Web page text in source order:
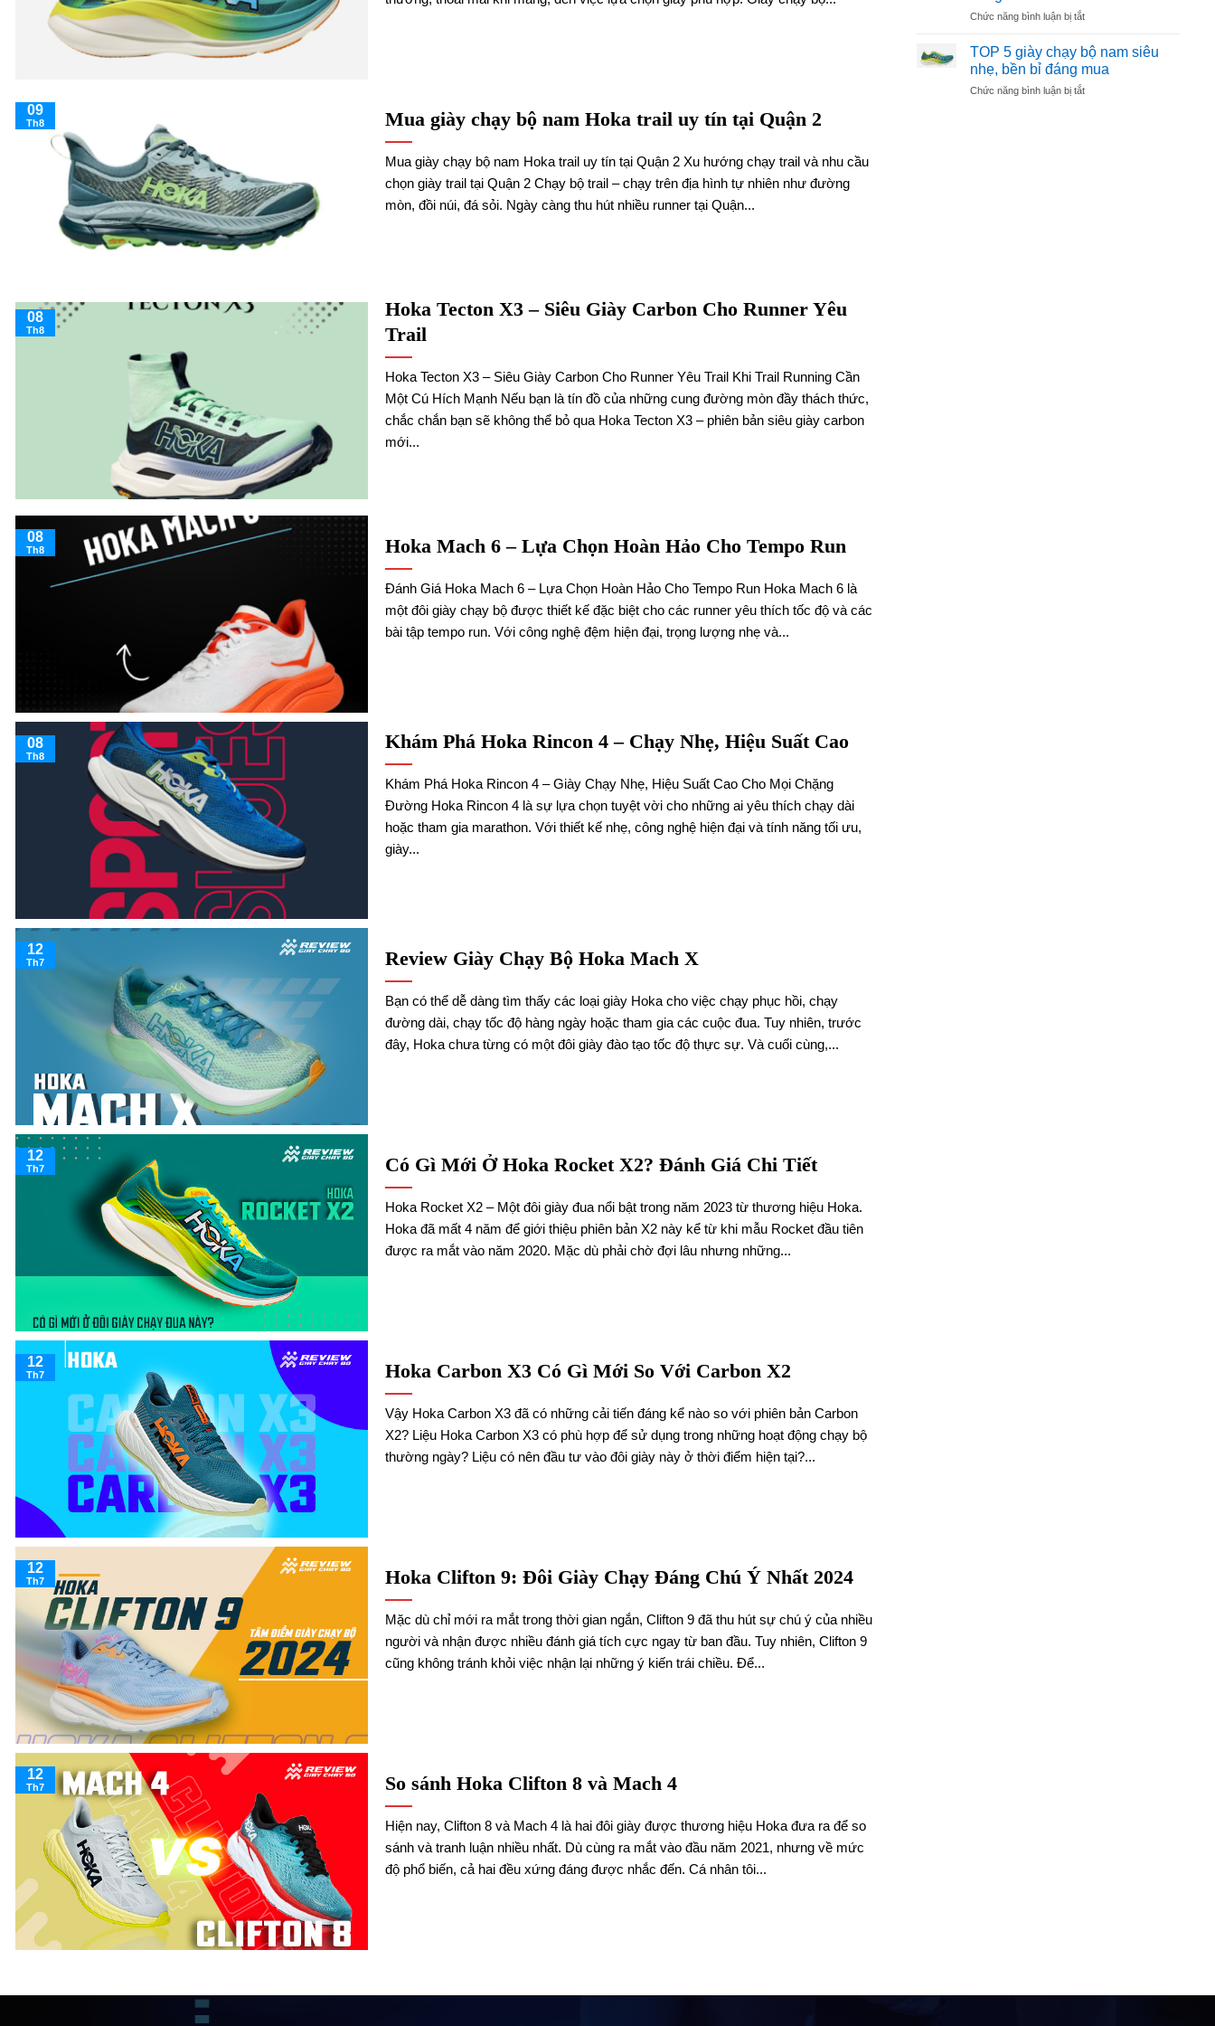
Mua giày chạy bộ nam Hoka trail uy tín tại Quận 2
Mua giày chạy bộ nam Hoka trail uy tín tại Quận 2 Xu hướng chạy trail và nhu cầu
chọn giày trail tại Quận 2 Chạy bộ trail – chạy trên địa hình tự nhiên như đường
mòn, đồi núi, đá sỏi. Ngày càng thu hút nhiều runner tại Quận...
09
Th8
Hoka Tecton X3 – Siêu Giày Carbon Cho Runner Yêu
Trail
Hoka Tecton X3 – Siêu Giày Carbon Cho Runner Yêu Trail Khi Trail Running Cần
Một Cú Hích Mạnh Nếu bạn là tín đồ của những cung đường mòn đầy thách thức,
chắc chắn bạn sẽ không thể bỏ qua Hoka Tecton X3 – phiên bản siêu giày carbon
mới...
08
Th8
Hoka Mach 6 – Lựa Chọn Hoàn Hảo Cho Tempo Run
Đánh Giá Hoka Mach 6 – Lựa Chọn Hoàn Hảo Cho Tempo Run Hoka Mach 6 là
một đôi giày chạy bộ được thiết kế đặc biệt cho các runner yêu thích tốc độ và các
bài tập tempo run. Với công nghệ đệm hiện đại, trọng lượng nhẹ và...
08
Th8
Khám Phá Hoka Rincon 4 – Chạy Nhẹ, Hiệu Suất Cao
Khám Phá Hoka Rincon 4 – Giày Chạy Nhẹ, Hiệu Suất Cao Cho Mọi Chặng
Đường Hoka Rincon 4 là sự lựa chọn tuyệt vời cho những ai yêu thích chạy dài
hoặc tham gia marathon. Với thiết kế nhẹ, công nghệ hiện đại và tính năng tối ưu,
giày...
08
Th8
Review Giày Chạy Bộ Hoka Mach X
Bạn có thể dễ dàng tìm thấy các loại giày Hoka cho việc chạy phục hồi, chạy
đường dài, chạy tốc độ hàng ngày hoặc tham gia các cuộc đua. Tuy nhiên, trước
đây, Hoka chưa từng có một đôi giày đào tạo tốc độ thực sự. Và cuối cùng,...
12
Th7
Có Gì Mới Ở Hoka Rocket X2? Đánh Giá Chi Tiết
Hoka Rocket X2 – Một đôi giày đua nổi bật trong năm 2023 từ thương hiệu Hoka.
Hoka đã mất 4 năm để giới thiệu phiên bản X2 này kể từ khi mẫu Rocket đầu tiên
được ra mắt vào năm 2020. Mặc dù phải chờ đợi lâu nhưng những...
12
Th7
Hoka Carbon X3 Có Gì Mới So Với Carbon X2
Vậy Hoka Carbon X3 đã có những cải tiến đáng kể nào so với phiên bản Carbon
X2? Liệu Hoka Carbon X3 có phù hợp để sử dụng trong những hoạt động chạy bộ
thường ngày? Liệu có nên đầu tư vào đôi giày này ở thời điểm hiện tại?...
12
Th7
Hoka Clifton 9: Đôi Giày Chạy Đáng Chú Ý Nhất 2024
Mặc dù chỉ mới ra mắt trong thời gian ngắn, Clifton 9 đã thu hút sự chú ý của nhiều
người và nhận được nhiều đánh giá tích cực ngay từ ban đầu. Tuy nhiên, Clifton 9
cũng không tránh khỏi việc nhận lại những ý kiến trái chiều. Để...
12
Th7
So sánh Hoka Clifton 8 và Mach 4
Hiện nay, Clifton 8 và Mach 4 là hai đôi giày được thương hiệu Hoka đưa ra để so
sánh và tranh luận nhiều nhất. Dù cùng ra mắt vào đầu năm 2021, nhưng về mức
độ phổ biến, cả hai đều xứng đáng được nhắc đến. Cá nhân tôi...
12
Th7
Phú
2025
chạy
bộ
Arahi
6
Chức năng bình luận bị tắtở
giày
chạy
bộ
TOP 5 giày chạy bộ nam siêu
nhẹ, bền bỉ đáng mua
Chức năng bình luận bị tắtở